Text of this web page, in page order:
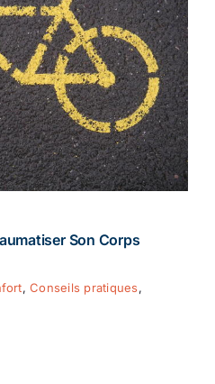
Son Corps
,Conseils pratiques,